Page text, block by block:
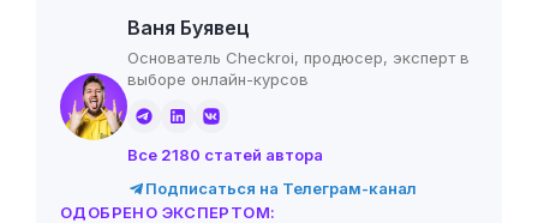
Ваня Буявец
Основатель Checkroi, продюсер, эксперт в
выборе онлайн-курсов
Все 2180 статей автора
Подписаться на Телеграм-канал
ОДОБРЕНО ЭКСПЕРТОМ: